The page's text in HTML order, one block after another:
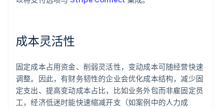
成本灵活性
固定成本占用资金、削弱灵活性，变动成本可随经营快速
调整。因此，有财务韧性的企业会优化成本结构，减少固
定支出、提高变动成本占比，比如业务外包而非雇固定员
工，经济低迷时能快速缩减开支（如案例中的人力成
English
澳大利亚
English
巴西
PortuguêsEnglish